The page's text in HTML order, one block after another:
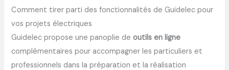
Comment tirer parti des fonctionnalités de Guidelec pour
vos projets électriques
Guidelec propose une panoplie deoutils en ligne
complémentaires pour accompagner les particuliers et
professionnels dans la préparation et la réalisation